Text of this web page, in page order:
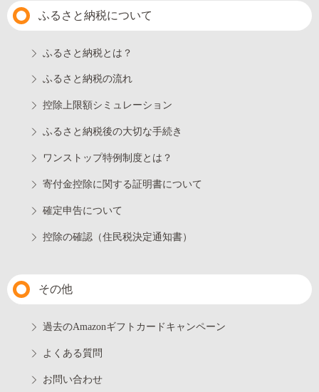
ふるさと納税について
ふるさと納税とは？
ふるさと納税の流れ
控除上限額シミュレーション
ふるさと納税後の大切な手続き
ワンストップ特例制度とは？
寄付金控除に関する証明書について
確定申告について
控除の確認（住民税決定通知書）
その他
過去のAmazonギフトカードキャンペーン
よくある質問
お問い合わせ